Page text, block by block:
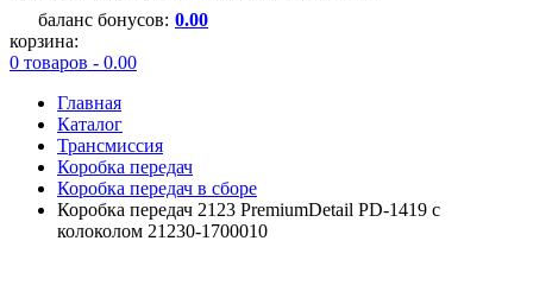
баланс бонусов: 0.00
корзина:
0 товаров - 0.00
Главная
Каталог
Трансмиссия
Коробка передач
Коробка передач в сборе
Коробка передач 2123 PremiumDetail PD-1419 с
колоколом 21230-1700010